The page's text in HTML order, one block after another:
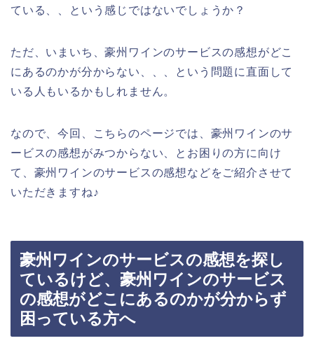
ている、、という感じではないでしょうか？
ただ、いまいち、豪州ワインのサービスの感想がどこ
にあるのかが分からない、、、という問題に直面して
いる人もいるかもしれません。
なので、今回、こちらのページでは、豪州ワインのサ
ービスの感想がみつからない、とお困りの方に向け
て、豪州ワインのサービスの感想などをご紹介させて
いただきますね♪
豪州ワインのサービスの感想を探し
ているけど、豪州ワインのサービス
の感想がどこにあるのかが分からず
困っている方へ